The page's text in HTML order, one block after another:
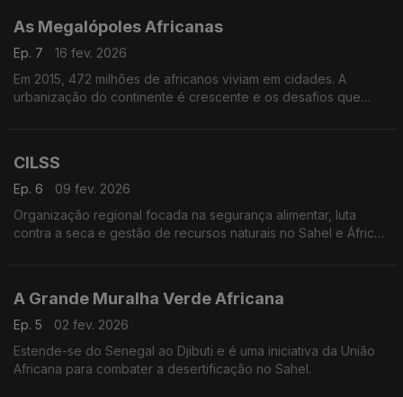
As Megalópoles Africanas
Ep. 7
16 fev. 2026
Em 2015, 472 milhões de africanos viviam em cidades. A
urbanização do continente é crescente e os desafios que
CILSS
Ep. 6
09 fev. 2026
Organização regional focada na segurança alimentar, luta
contra a seca e gestão de recursos naturais no Sahel e África
A Grande Muralha Verde Africana
Ep. 5
02 fev. 2026
Estende-se do Senegal ao Djibuti e é uma iniciativa da União
Africana para combater a desertificação no Sahel.